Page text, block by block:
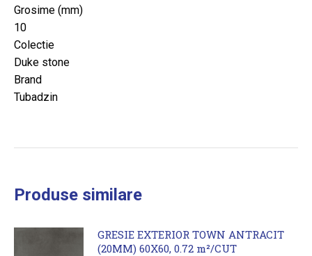
Grosime (mm)
10
Colectie
Duke stone
Brand
Tubadzin
Produse similare
GRESIE EXTERIOR TOWN ANTRACIT
(20MM) 60X60, 0.72 m²/CUT